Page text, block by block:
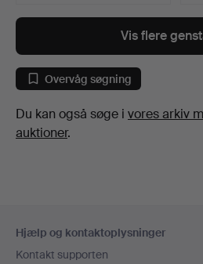
Vis flere
Overvåg søgning
Du kan også søge i vores arkiv
auktioner.
Hjælp og kontaktoplysninger
Kontakt supporten